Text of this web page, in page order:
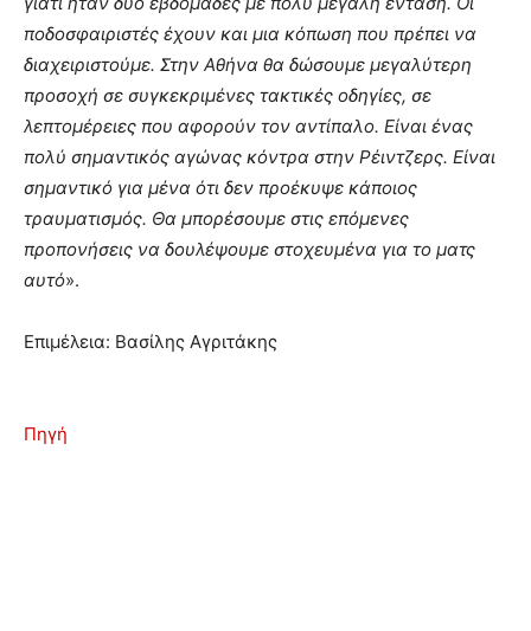
ποδοσφαιριστές έχουν και μια κόπωση που πρέπει να
διαχειριστούμε. Στην Αθήνα θα δώσουμε μεγαλύτερη
προσοχή σε συγκεκριμένες τακτικές οδηγίες, σε
λεπτομέρειες που αφορούν τον αντίπαλο. Είναι ένας
πολύ σημαντικός αγώνας κόντρα στην Ρέιντζερς. Είναι
σημαντικό για μένα ότι δεν προέκυψε κάποιος
τραυματισμός. Θα μπορέσουμε στις επόμενες
προπονήσεις να δουλέψουμε στοχευμένα για το ματς
αυτό».
Επιμέλεια: Βασίλης Αγριτάκης
Πηγή